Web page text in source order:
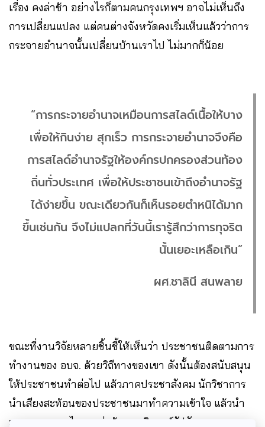
เรื่อง คงล่าช้า อย่างไรก็ตามคนกรุงเทพฯ อาจไม่เห็นถึง
การเปลี่ยนแปลง แต่คนต่างจังหวัดคงเริ่มเห็นแล้วว่าการ
กระจายอำนาจนั้นเปลี่ยนบ้านเราไป ไม่มากก็น้อย
“การกระจายอำนาจเหมือนการสไลด์เนื้อให้บาง
เพื่อให้กินง่าย สุกเร็ว การกระจายอำนาจจึงคือ
การสไลด์อำนาจรัฐให้องค์กรปกครองส่วนท้อง
ถิ่นทั่วประเทศ เพื่อให้ประชาชนเข้าถึงอำนาจรัฐ
ได้ง่ายขึ้น ขณะเดียวกันก็เห็นรอยตำหนิได้มาก
ขึ้นเช่นกัน จึงไม่แปลกที่วันนี้เรารู้สึกว่าการทุจริต
นั้นเยอะเหลือเกิน”
ผศ.ชาลินี สนพลาย
ขณะที่งานวิจัยหลายชิ้นชี้ให้เห็นว่า ประชาชนติดตามการ
ทำงานของ อบจ. ด้วยวิถีทางของเขา ดังนั้นต้องสนับสนุน
ให้ประชาชนทำต่อไป แล้วภาคประชาสังคม นักวิชาการ
นำเสียงสะท้อนของประชาชนมาทำความเข้าใจ แล้วนำ
มาออกแบบกลไกการต่อต้านทุจริตคอร์รัปชัน